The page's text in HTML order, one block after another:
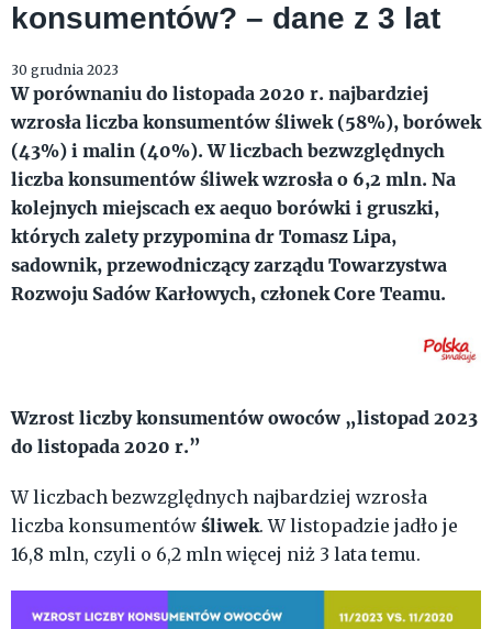
konsumentów? – dane z 3 lat
30 grudnia 2023
W porównaniu do listopada 2020 r. najbardziej
wzrosła liczba konsumentów śliwek (58%), borówek
(43%) i malin (40%). W liczbach bezwzględnych
liczba konsumentów śliwek wzrosła o 6,2 mln. Na
kolejnych miejscach ex aequo borówki i gruszki,
których zalety przypomina dr Tomasz Lipa,
sadownik, przewodniczący zarządu Towarzystwa
Rozwoju Sadów Karłowych, członek Core Teamu.
Wzrost liczby konsumentów owoców „listopad 2023
do listopada 2020 r.”
W liczbach bezwzględnych najbardziej wzrosła
liczba konsumentów śliwek. W listopadzie jadło je
16,8 mln, czyli o 6,2 mln więcej niż 3 lata temu.